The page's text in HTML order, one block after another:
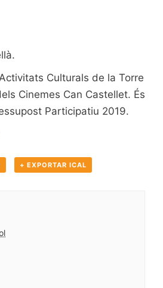
Culturals de la Torre
Cinemes Can Castellet. És
Participatiu 2019.
+ EXPORTAR ICAL